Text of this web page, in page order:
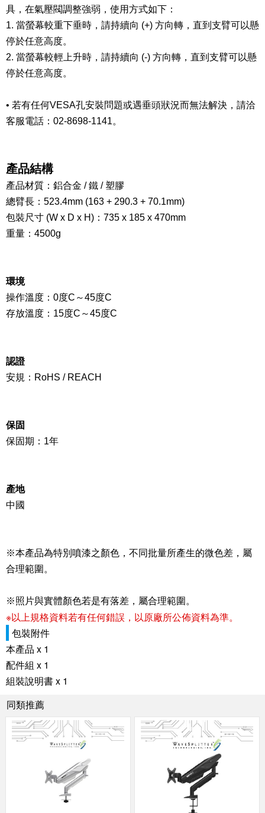
具，在氣壓閥調整強弱，使用方式如下：
1. 當螢幕較重下垂時，請持續向 (+) 方向轉，直到支臂可以懸
停於任意高度。
2. 當螢幕較輕上升時，請持續向 (-) 方向轉，直到支臂可以懸
停於任意高度。
• 若有任何VESA孔安裝問題或遇垂頭狀況而無法解決 ，請洽
客服電話：02-8698-1141。
產品結構
產品材質：鋁合金 / 鐵 / 塑膠
總臂長：523.4mm (163 + 290.3 + 70.1mm)
包裝尺寸 (W x D x H)：735 x 185 x 470mm
重量：4500g
環境
操作溫度： 0度C ～45度C
存放溫度：15度C ～45度C
認證
安規：RoHS / REACH
保固
保固期：1年
產地
中國
※本產品為特別噴漆之顏色，不同批量所產生的微色差，屬
合理範圍。
※照片與實體顏色若是有落差，屬合理範圍。
※以上規格資料若有任何錯誤，以原廠所公佈資料為準。
包裝附件
本產品 x 1
配件組 x 1
組裝說明書 x 1
同類推薦